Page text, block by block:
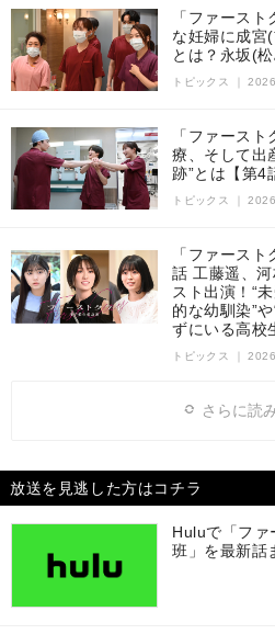
「ファース
な妊婦に成宮
とは？永坂(
トピックス
「ファース
療、そして出
跡”とは【第4
トピックス
「ファース
話 工藤遥、
スト出演！“
的な幼馴染”
ずにいる高校
トピックス
さらに読
放送を見逃した方はコチラ
Huluで「ファ
班」を最新話